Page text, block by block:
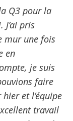
Q3 pour la
J’ai pris
mur une fois
en
je suis
faire
et l’équipe
travail